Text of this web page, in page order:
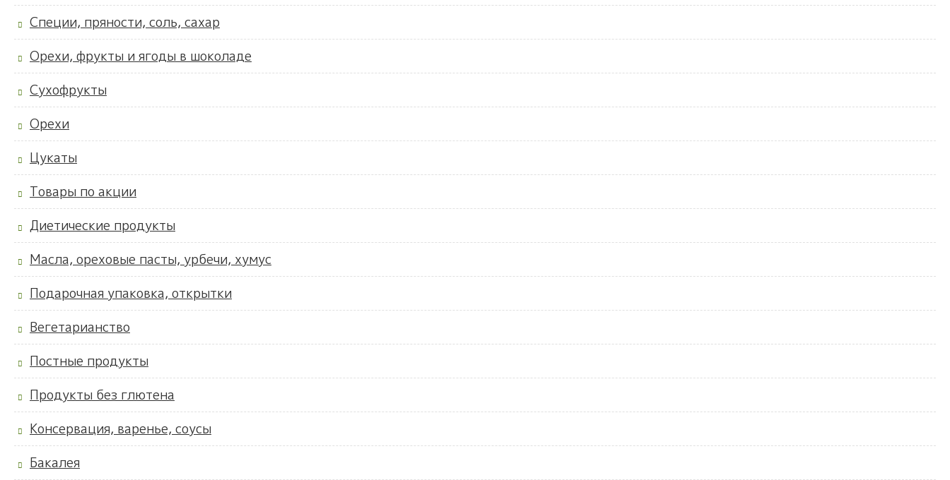
Специи, пряности, соль, сахар
Орехи, фрукты и ягоды в шоколаде
Сухофрукты
Орехи
Цукаты
Товары по акции
Диетические продукты
Масла, ореховые пасты, урбечи, хумус
Подарочная упаковка, открытки
Вегетарианство
Постные продукты
Продукты без глютена
Консервация, варенье, соусы
Бакалея